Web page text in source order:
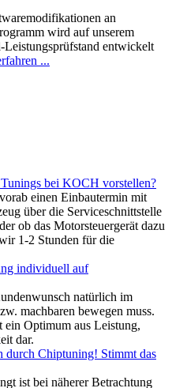
an
wird auf unserem
entwickelt
...
bei KOCH vorstellen?
einen Einbautermin mit
über die Serviceschnittstelle
ob das Motorsteuergerät dazu
1-2 Stunden für die
individuell auf
natürlich im
machbaren bewegen muss.
ein Optimum aus Leistung,
dar.
durch Chiptuning! Stimmt das
ist bei näherer Betrachtung